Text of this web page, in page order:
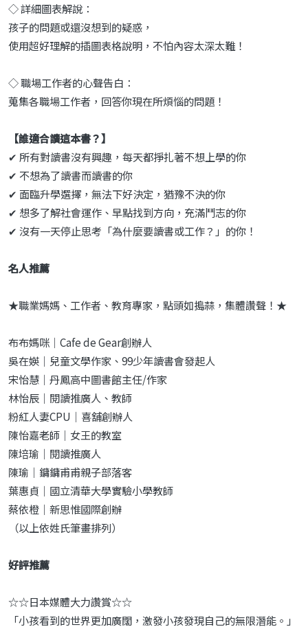
◇ 詳細圖表解說：
孩子的問題或還沒想到的疑惑，
使用超好理解的插圖表格說明，不怕內容太深太難！
◇ 職場工作者的心聲告白：
蒐集各職場工作者，回答你現在所煩惱的問題！
【誰適合讀這本書？】
✔ 所有對讀書沒有興趣，每天都掙扎著不想上學的你
✔ 不想為了讀書而讀書的你
✔ 面臨升學選擇，無法下好決定，猶豫不決的你
✔ 想多了解社會運作、早點找到方向，充滿鬥志的你
✔ 沒有一天停止思考「為什麼要讀書或工作？」的你！
名人推薦
★職業媽媽、工作者、教育專家，點頭如搗蒜，集體讚聲！★
布布媽咪｜Cafe de Gear創辦人
吳在媖｜兒童文學作家、99少年讀書會發起人
宋怡慧｜丹鳳高中圖書館主任/作家
林怡辰｜閱讀推廣人、教師
粉紅人妻CPU｜喜舖創辦人
陳怡嘉老師｜女王的教室
陳培瑜｜閱讀推廣人
陳瑜｜鏞鏞甫甫親子部落客
葉惠貞｜國立清華大學實驗小學教師
蔡依橙｜新思惟國際創辦
（以上依姓氏筆畫排列）
好評推薦
☆☆日本媒體大力讚賞☆☆
「小孩看到的世界更加廣闊，激發小孩發現自己的無限潛能。」